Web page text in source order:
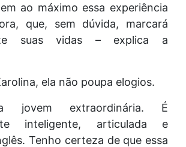
ao máximo essa experiência
que, sem dúvida, marcará
suas vidas – explica a
ela não poupa elogios.
extraordinária. É
inteligente, articulada e
Tenho certeza de que essa